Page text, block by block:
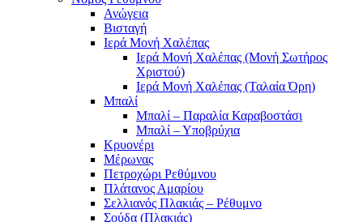
Ανώγεια
Βισταγή
Ιερά Μονή Χαλέπας
Ιερά Μονή Χαλέπας (Μονή Σωτήρος
Χριστού)
Ιερά Μονή Χαλέπας (Ταλαία Όρη)
Μπαλί
Μπαλί – Παραλία Καραβοστάσι
Μπαλί – Υποβρύχια
Κρυονέρι
Μέρωνας
Πετροχώρι Ρεθύμνου
Πλάτανος Αμαρίου
Σελλιανός Πλακιάς – Ρέθυμνο
Σούδα (Πλακιάς)